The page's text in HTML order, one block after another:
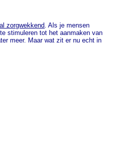
zorgwekkend. Als je mensen
stimuleren tot het aanmaken van
meer. Maar wat zit er nu echt in